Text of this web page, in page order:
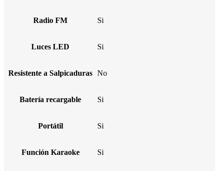
Radio FM Si
Luces LED Si
Resistente a Salpicaduras No
Batería recargable Si
Portátil Si
Función Karaoke Si